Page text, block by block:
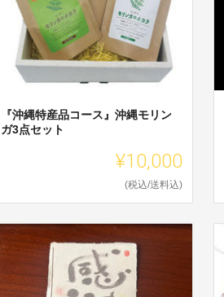
『沖縄特産品コース』沖縄モリン
ガ3点セット
¥10,000
(税込/送料込)